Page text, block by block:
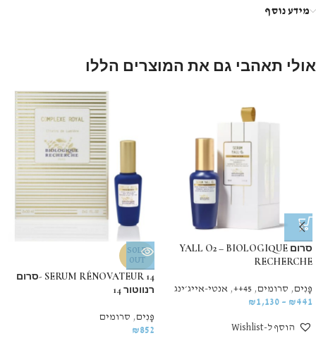
מידע נוסף
אולי תאהבי גם את המוצרים הללו
סרום YALL O2 – BIOLOGIQUE
RECHERCHE
פָּנִים, סרומים,
45++
, אנטי-אייג׳ינג
₪441
–
₪1,130
הוסף ל-Wishlist
SOLD
OUT
SERUM RÉNOVATEUR 14 -סרום
רנווטור 14
פָּנִים, סרומים
₪852